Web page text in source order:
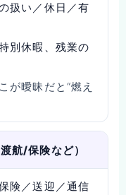
扱い／休日／有
別休暇、残業の
が曖昧だと“燃え
航/保険など）
険／送迎／通信